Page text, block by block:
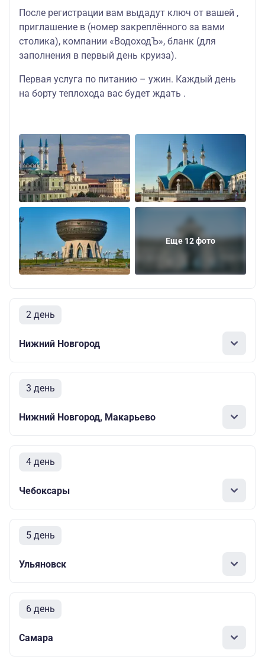
После регистрации вам выдадут ключ от вашей ,
приглашение в (номер закреплённого за вами
столика), компании «ВодоходЪ», бланк (для
заполнения в первый день круиза).
Первая услуга по питанию – ужин. Каждый день
на борту теплохода вас будет ждать .
Еще 12 фото
2 день
Нижний Новгород
3 день
Нижний Новгород, Макарьево
4 день
Чебоксары
5 день
Ульяновск
6 день
Самара